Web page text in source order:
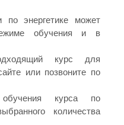
по энергетике может
обучения и в
курс для
или позвоните по
курса по
количества